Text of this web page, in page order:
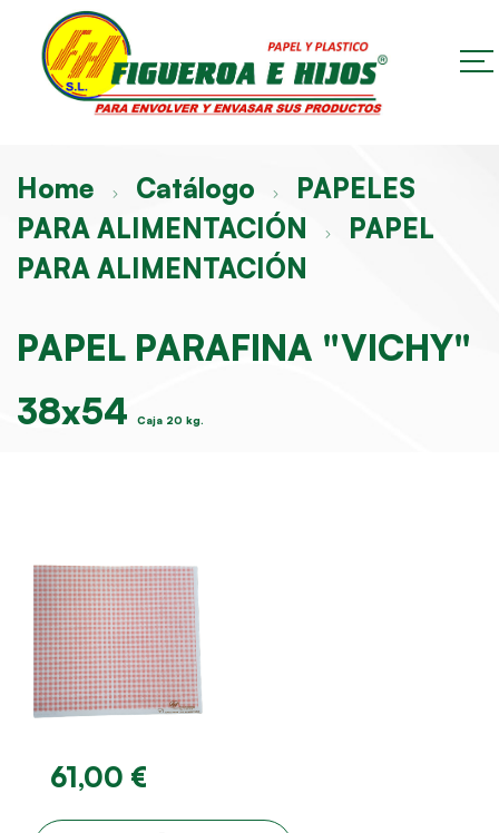
Home Catálogo
PAPELES
PARA ALIMENTACIÓN
PAPEL
PARA ALIMENTACIÓN
PAPEL PARAFINA "VICHY"
38x54
Caja 20 kg.
61,00 €